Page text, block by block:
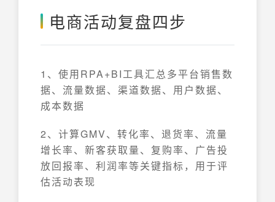
电商活动复盘四步
1、使用RPA+BI工具汇总多平台销售数
据、流量数据、渠道数据、用户数据、
成本数据
2、计算GMV、转化率、退货率、流量
增长率、新客获取量、复购率、广告投
放回报率、利润率等关键指标，用于评
估活动表现